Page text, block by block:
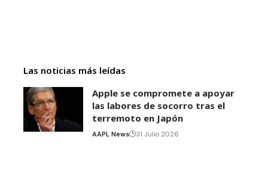
Las noticias más leídas
Apple se compromete a apoyar
las labores de socorro tras el
terremoto en Japón
AAPL News 31 Julio 2026